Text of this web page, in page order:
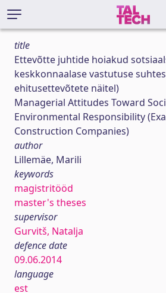
title
Ettevõtte juhtide hoiakud
keskkonnaalase vastutuse
ehitusettevõtete näitel)
Managerial Attitudes Toward
Environmental Responsibility
Construction Companies)
author
Lillemäe, Marili
keywords
magistritööd
master's theses
supervisor
Gurvitš, Natalja
defence date
09.06.2014
language
est